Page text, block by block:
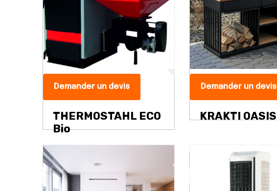
Demander un devis
THERMOSTAHL ECO
Bio
Demander un devis
KRAKTI OASIS